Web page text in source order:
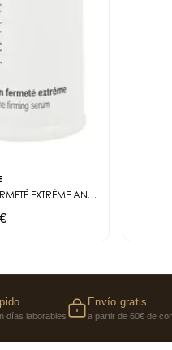
EXTRÊME ANTI-AGE EXTRÊME
días laborables
Envío gratis
a partir de 60€ de